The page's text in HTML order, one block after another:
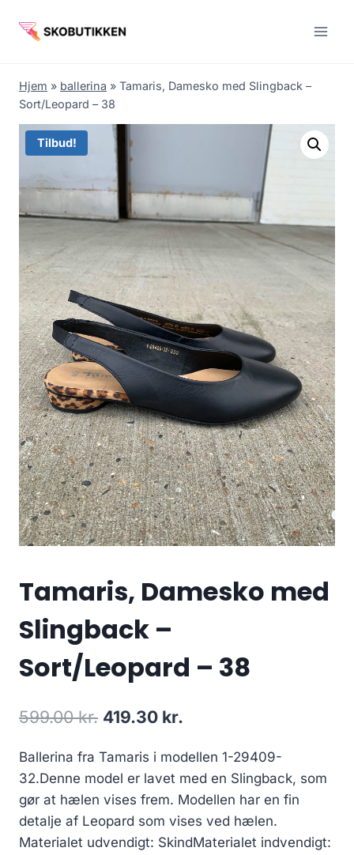
Hjem » ballerina » Tamaris, Damesko med Slingback –
Sort/Leopard – 38
Tilbud!
Tamaris, Damesko med
Slingback –
Sort/Leopard – 38
599.00kr. Den
pris
var:
599.00 kr..
419.30 kr.
pris
er:
419.30 kr..
Ballerina fra Tamaris i modellen 1-29409-
32.Denne model er lavet med en Slingback, som
gør at hælen vises frem. Modellen har en fin
detalje af Leopard som vises ved hælen.
Materialet udvendigt: SkindMaterialet indvendigt: